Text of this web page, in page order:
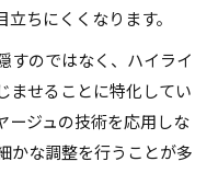
ちにくくなります。
すのではなく、ハイライ
ませることに特化してい
ージュの技術を応用しな
かな調整を行うことが多